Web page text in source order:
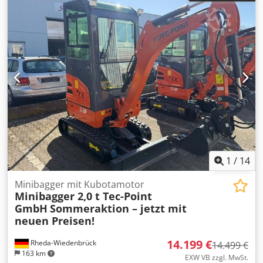
1 / 14
Rheda-Wiedenbrück
163 km
Minibagger mit Kubotamotor
Minibagger 2,0 t Tec-Point
GmbH Sommeraktion – jetzt mit
neuen Preisen!
14.199 €14.499 €
EXW VB zzgl. MwSt.